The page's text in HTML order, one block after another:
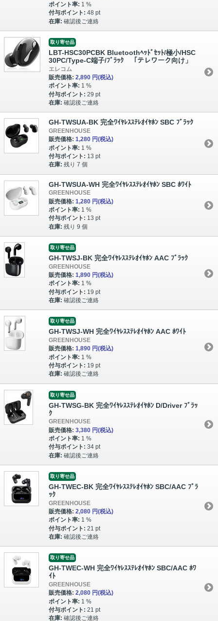
ポイント率: 1 %
付与ポイント: 48 pt
在庫: 確認後ご連絡
取り寄せ品
LBT-HSC30PCBK Bluetoothﾍｯﾄﾞｾｯﾄ/極小/HSC
30PC/Type-C端子/ﾌﾞﾗｯｸ 「テレワーク向け」
エレコム
販売価格: 2,890 円(税込)
ポイント率: 1 %
付与ポイント: 29 pt
在庫: 確認後ご連絡
GH-TWSUA-BK 完全ﾜｲﾔﾚｽｽﾃﾚｵｲﾔﾎﾝ SBC ﾌﾞﾗｯｸ
GREENHOUSE
販売価格: 1,280 円(税込)
ポイント率: 1 %
付与ポイント: 13 pt
在庫: 残り 7 個
GH-TWSUA-WH 完全ﾜｲﾔﾚｽｽﾃﾚｵｲﾔﾎﾝ SBC ﾎﾜｲﾄ
GREENHOUSE
販売価格: 1,280 円(税込)
ポイント率: 1 %
付与ポイント: 13 pt
在庫: 残り 9 個
取り寄せ品
GH-TWSJ-BK 完全ﾜｲﾔﾚｽｽﾃﾚｵｲﾔﾎﾝ AAC ﾌﾞﾗｯｸ
GREENHOUSE
販売価格: 1,890 円(税込)
ポイント率: 1 %
付与ポイント: 19 pt
在庫: 確認後ご連絡
取り寄せ品
GH-TWSJ-WH 完全ﾜｲﾔﾚｽｽﾃﾚｵｲﾔﾎﾝ AAC ﾎﾜｲﾄ
GREENHOUSE
販売価格: 1,890 円(税込)
ポイント率: 1 %
付与ポイント: 19 pt
在庫: 確認後ご連絡
取り寄せ品
GH-TWSG-BK 完全ﾜｲﾔﾚｽｽﾃﾚｵｲﾔﾎﾝ D/Driver ﾌﾞﾗｯ
ｸ
GREENHOUSE
販売価格: 3,380 円(税込)
ポイント率: 1 %
付与ポイント: 34 pt
在庫: 確認後ご連絡
取り寄せ品
GH-TWEC-BK 完全ﾜｲﾔﾚｽｽﾃﾚｵｲﾔﾎﾝ SBC/AAC ﾌﾞﾗ
ｯｸ
GREENHOUSE
販売価格: 2,080 円(税込)
ポイント率: 1 %
付与ポイント: 21 pt
在庫: 確認後ご連絡
取り寄せ品
GH-TWEC-WH 完全ﾜｲﾔﾚｽｽﾃﾚｵｲﾔﾎﾝ SBC/AAC ﾎﾜ
ｲﾄ
GREENHOUSE
販売価格: 2,080 円(税込)
ポイント率: 1 %
付与ポイント: 21 pt
在庫: 確認後ご連絡